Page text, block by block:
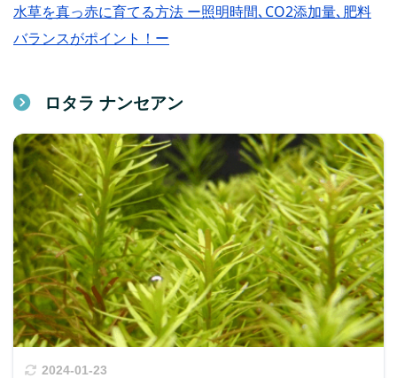
水草を真っ赤に育てる方法 ー照明時間､CO2添加量､肥料
バランスがポイント！ー
ロタラ ナンセアン
2024-01-23